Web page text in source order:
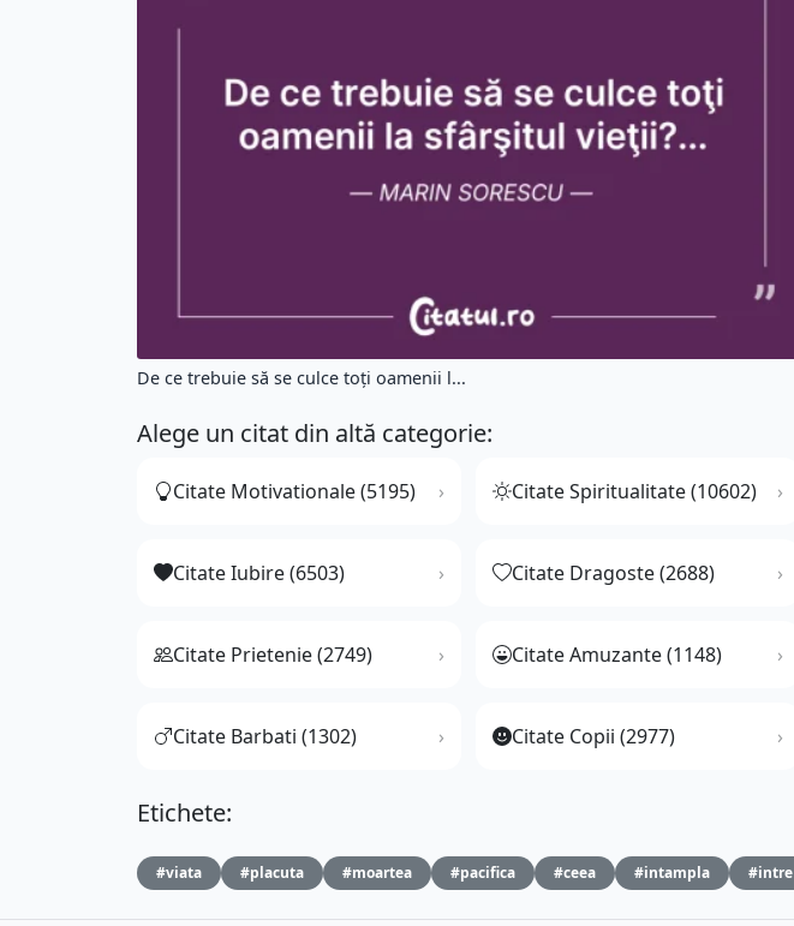
De ce trebuie să se culce toţi oamenii l...
Alege un citat din altă categorie:
Citate Motivationale (5195) Citate Spiritualitate (10602)
Citate Iubire (6503) Citate Dragoste (2688)
Citate Prietenie (2749) Citate Amuzante (1148)
Citate Barbati (1302) Citate Copii (2977)
Etichete:
#viata #placuta #moartea #pacifica #ceea #intampla #intre